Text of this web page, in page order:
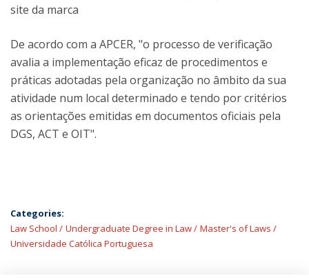
site da marca
De acordo com a APCER, "o processo de verificação
avalia a implementação eficaz de procedimentos e
práticas adotadas pela organização no âmbito da sua
atividade num local determinado e tendo por critérios
as orientações emitidas em documentos oficiais pela
DGS, ACT e OIT".
Categories:
Law School
Undergraduate Degree in Law
Master's of Laws
Universidade Católica Portuguesa